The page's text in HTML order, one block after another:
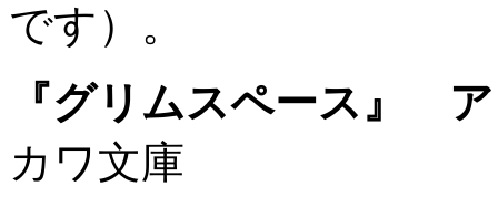
です）。
『グリムスペース』
カワ文庫